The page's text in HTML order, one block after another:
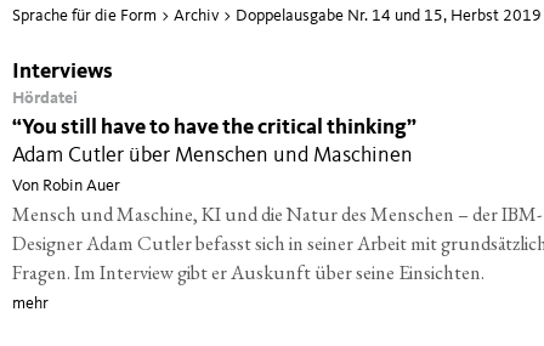
Sprache für die Form > Archiv > Doppelausgabe Nr. 14 und 15, Herbst 2019
Interviews
Hördatei
“You still have to have the critical thinking”
Adam Cutler über Menschen und Maschinen
Von Robin Auer
Mensch und Maschine, KI und die Natur des Menschen – der IBM-
Designer Adam Cutler befasst sich in seiner Arbeit mit
Fragen. Im Interview gibt er Auskunft über seine Einsichten.
mehr